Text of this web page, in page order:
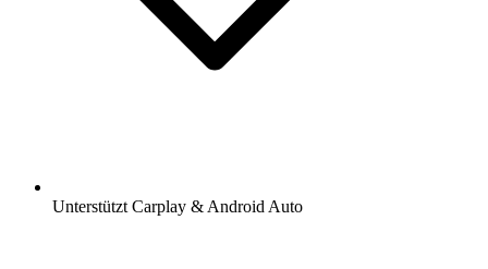
Unterstützt Carplay & Android Auto